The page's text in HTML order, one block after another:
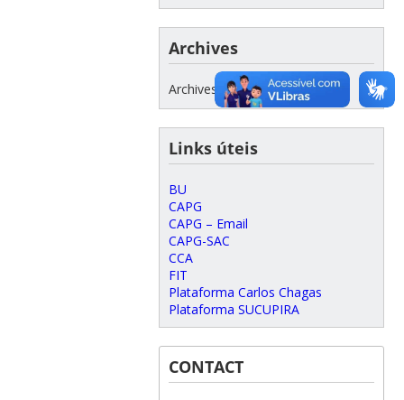
Archives
Archives
Links úteis
BU
CAPG
CAPG – Email
CAPG-SAC
CCA
FIT
Plataforma Carlos Chagas
Plataforma SUCUPIRA
CONTACT